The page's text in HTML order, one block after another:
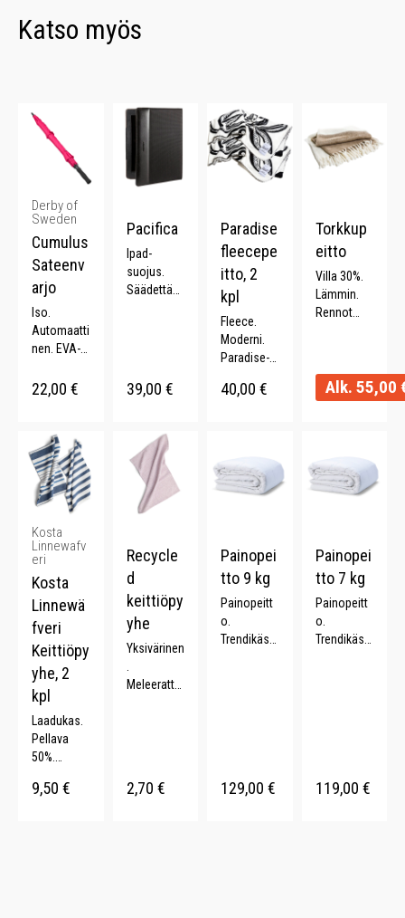
Katso myös
Derby of
Sweden
Cumulus
Sateenv
arjo
Iso.
Automaatti
nen. EVA-
Lasikuituva
kko.
22,00 €
Pacifica
Ipad-
suojus.
Säädettävä
9.7.
Kestävä. .
39,00 €
Paradise
fleecepe
itto, 2
kpl
Fleece.
Moderni.
Paradise-
kpl. 100%
40,00 €
Torkkup
eitto
Villa 30%.
Lämmin.
Rennot
170 cm.
Alk. 55,00
Kosta
Linnewafv
eri
Kosta
Linnewä
fveri
Keittiöpy
yhe, 2
kpl
Laadukas.
Pellava
50%.
nti. 2 kpl.
9,50 €
Recycle
d
keittiöpy
yhe
Yksivärinen
Meleerattu.
2,70 €
Painopei
tto 9 kg
Painopeitt
o.
Trendikäs.
129,00 €
Painopei
tto 7 kg
Painopeitt
o.
Trendikäs.
119,00 €